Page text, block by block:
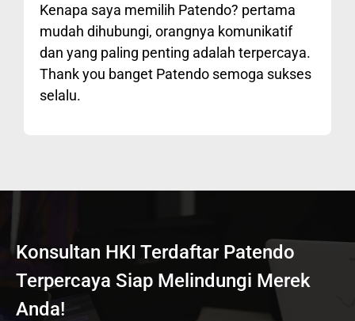
Kenapa saya memilih Patendo? pertama
mudah dihubungi, orangnya komunikatif
dan yang paling penting adalah terpercaya.
Thank you banget Patendo semoga sukses
selalu.
Konsultan HKI Terdaftar Patendo
Terpercaya Siap Melindungi Merek
Anda!